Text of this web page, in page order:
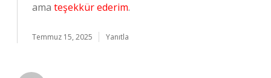
ama teşekkür ederim.
Temmuz 15, 2025 Yanıtla